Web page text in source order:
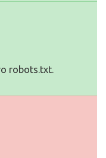
robots.txt.